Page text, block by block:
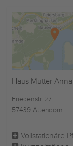
Haus Mutter Anna
Friedenstr. 27
57439 Attendorn
Vollstationäre